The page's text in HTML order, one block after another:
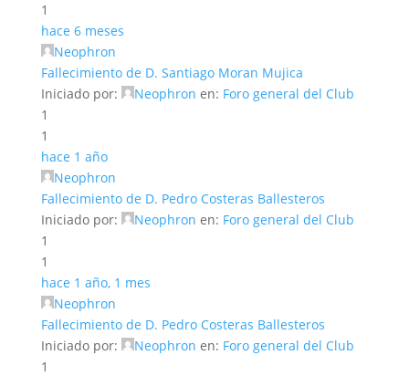
1
hace 6 meses
Neophron
Fallecimiento de D. Santiago Moran Mujica
Iniciado por:
Neophron en: Foro general del Club
1
1
hace 1 año
Neophron
Fallecimiento de D. Pedro Costeras Ballesteros
Iniciado por:
Neophron en: Foro general del Club
1
1
hace 1 año, 1 mes
Neophron
Fallecimiento de D. Pedro Costeras Ballesteros
Iniciado por:
Neophron en: Foro general del Club
1